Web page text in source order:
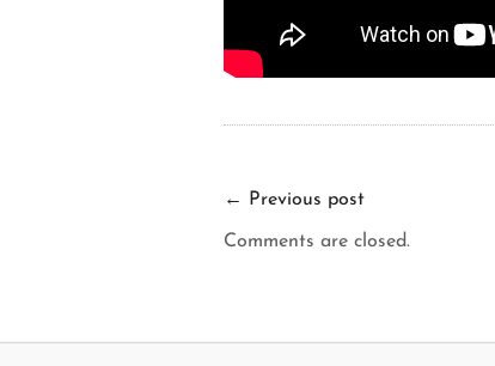
← Previous post
Comments are closed.